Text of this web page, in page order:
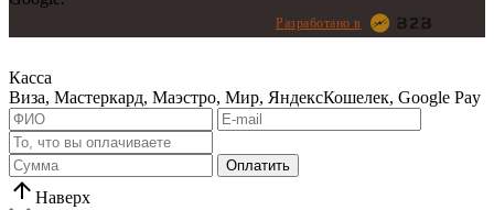
Разработано в
Касса
Виза, Мастеркард, Маэстро, Мир, ЯндексКошелек, Google Pay
Оплатить
Наверх